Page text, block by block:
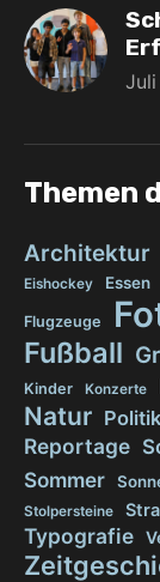
Themen
Architektur
Eishockey Essen
Flugzeuge
Fußball
Kinder Konzerte
Natur Politik
Reportage
Sommer
Stolpersteine
Typografie